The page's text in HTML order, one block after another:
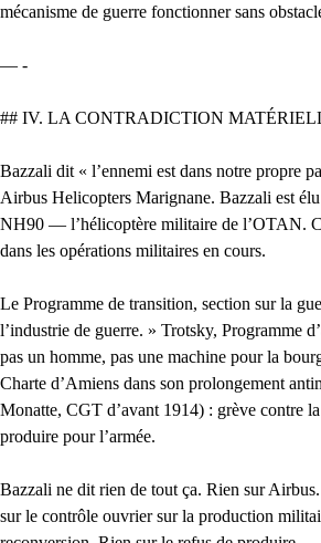
mécanisme de guerre fonctionner sans
— -
## IV. LA CONTRADICTION
Bazzali dit « l’ennemi est dans notre propre
Airbus Helicopters Marignane. Bazzali est
NH90 — l’hélicoptère militaire de l’OTAN.
dans les opérations militaires en cours.
Le Programme de transition, section sur la
l’industrie de guerre. » Trotsky, Programme
pas un homme, pas une machine pour la
Charte d’Amiens dans son prolongement
Monatte, CGT d’avant 1914) : grève contre
produire pour l’armée.
Bazzali ne dit rien de tout ça. Rien sur
sur le contrôle ouvrier sur la production